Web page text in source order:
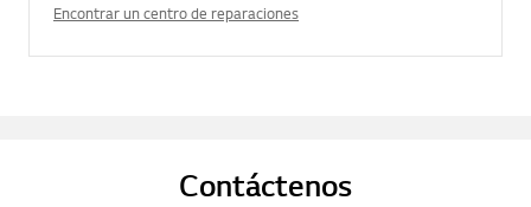
Encontrar un centro de reparaciones
Contáctenos